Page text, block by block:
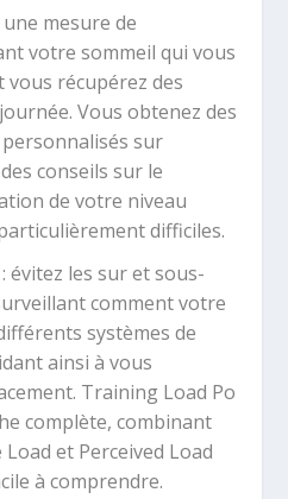
une mesure de
votre sommeil qui vous
récupérez des
Vous obtenez des
sur
conseils sur le
de votre niveau
difficiles.
évitez les sur et sous-
comment votre
systèmes de
ainsi à vous
Training Load Po
complète, combinant
et Perceived Load
à comprendre.